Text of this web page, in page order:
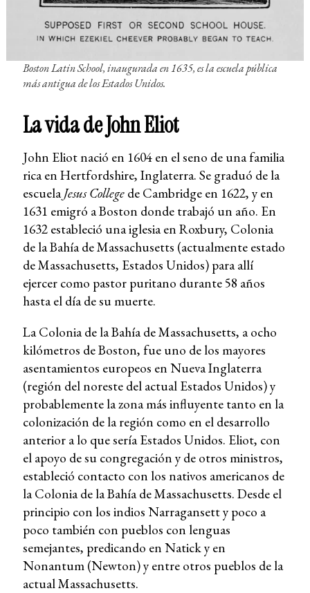
Boston Latin School, inaugurada en 1635, es la escuela pública
más antigua de los Estados Unidos.
La vida de John Eliot
John Eliot nació en 1604 en el seno de una familia
rica en Hertfordshire, Inglaterra. Se graduó de la
escuela Jesus Collegede Cambridge en 1622, y en
1631 emigró a Boston donde trabajó un año. En
1632 estableció una iglesia en Roxbury, Colonia
de la Bahía de Massachusetts (actualmente estado
de Massachusetts, Estados Unidos) para allí
ejercer como pastor puritano durante 58 años
hasta el día de su muerte.
La Colonia de la Bahía de Massachusetts, a ocho
kilómetros de Boston, fue uno de los mayores
asentamientos europeos en Nueva Inglaterra
(región del noreste del actual Estados Unidos) y
probablemente la zona más influyente tanto en la
colonización de la región como en el desarrollo
anterior a lo que sería Estados Unidos. Eliot, con
el apoyo de su congregación y de otros ministros,
estableció contacto con los nativos americanos de
la Colonia de la Bahía de Massachusetts. Desde el
principio con los indios Narragansett y poco a
poco también con pueblos con lenguas
semejantes, predicando en Natick y en
Nonantum (Newton) y entre otros pueblos de la
actual Massachusetts.